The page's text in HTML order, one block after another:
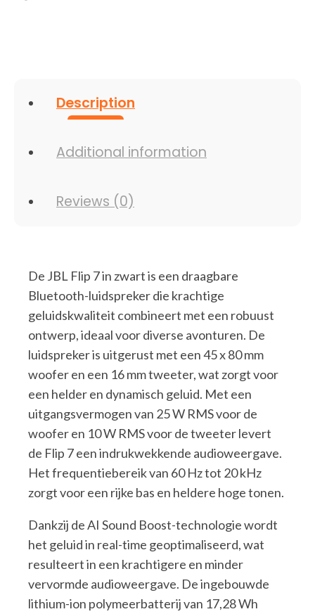
Description
Additional information
Reviews (0)
De JBL Flip 7 in zwart is een draagbare
Bluetooth-luidspreker die krachtige
geluidskwaliteit combineert met een robuust
ontwerp, ideaal voor diverse avonturen. De
luidspreker is uitgerust met een 45 x 80 mm
woofer en een 16 mm tweeter, wat zorgt voor
een helder en dynamisch geluid. Met een
uitgangsvermogen van 25 W RMS voor de
woofer en 10 W RMS voor de tweeter levert
de Flip 7 een indrukwekkende audioweergave.
Het frequentiebereik van 60 Hz tot 20 kHz
zorgt voor een rijke bas en heldere hoge tonen.
Dankzij de AI Sound Boost-technologie wordt
het geluid in real-time geoptimaliseerd, wat
resulteert in een krachtigere en minder
vervormde audioweergave. De ingebouwde
lithium-ion polymeerbatterij van 17,28 Wh